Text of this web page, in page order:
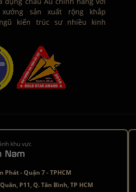
sản xuất rộng khắp
kiến trúc sư nhiều kinh
khu vực
Nam
Phát - Quận 7 - TPHCM
P11, Q. Tân Bình, TP HCM